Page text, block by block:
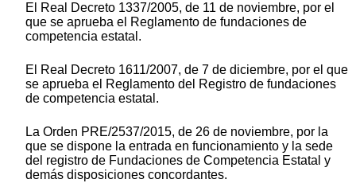
El Real Decreto 1337/2005, de 11 de noviembre, por el
que se aprueba el Reglamento de fundaciones de
competencia estatal.
El Real Decreto 1611/2007, de 7 de diciembre, por el que
se aprueba el Reglamento del Registro de fundaciones
de competencia estatal.
La Orden PRE/2537/2015, de 26 de noviembre, por la
que se dispone la entrada en funcionamiento y la sede
del registro de Fundaciones de Competencia Estatal y
demás disposiciones concordantes.